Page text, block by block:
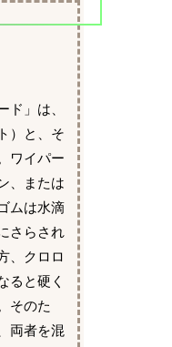
ド」は、
）と、そ
ワイパー
、または
ムは水滴
さらされ
、クロロ
ると硬く
そのた
両者を混